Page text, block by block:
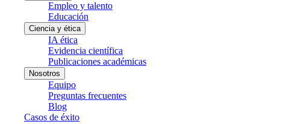
Empleo y talento
Educación
Ciencia y ética
IA ética
Evidencia científica
Publicaciones académicas
Nosotros
Equipo
Preguntas frecuentes
Blog
Casos de éxito